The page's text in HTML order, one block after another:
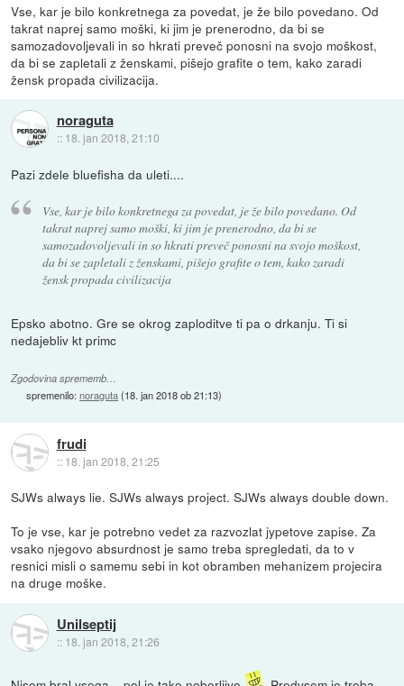
Vse, kar je bilo konkretnega za povedat, je že bilo povedano. Od
takrat naprej samo moški, ki jim je prenerodno, da bi se
samozadovoljevali in so hkrati preveč ponosni na svojo moškost,
da bi se zapletali z ženskami, pišejo grafite o tem, kako zaradi
žensk propada civilizacija.
noraguta
:: 18. jan 2018, 21:10
Pazi zdele bluefisha da uleti....
Vse, kar je bilo konkretnega za povedat, je že bilo povedano. Od
takrat naprej samo moški, ki jim je prenerodno, da bi se
samozadovoljevali in so hkrati preveč ponosni na svojo moškost,
da bi se zapletali z ženskami, pišejo grafite o tem, kako zaradi
žensk propada civilizacija
Epsko abotno. Gre se okrog zaploditve ti pa o drkanju. Ti si
nedajebliv kt primc
Zgodovina sprememb…
spremenilo:noraguta(18. jan 2018 ob 21:13)
frudi
:: 18. jan 2018, 21:25
SJWs always lie. SJWs always project. SJWs always double down.
To je vse, kar je potrebno vedet za razvozlat jypetove zapise. Za
vsako njegovo absurdnost je samo treba spregledati, da to v
resnici misli o samemu sebi in kot obramben mehanizem projecira
na druge moške.
Unilseptij
:: 18. jan 2018, 21:26